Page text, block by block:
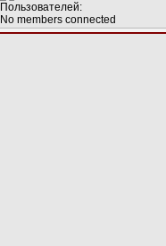
No members connected